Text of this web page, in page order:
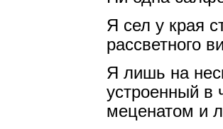
Я сел у края
рассветного
Я лишь на
устроенный в
меценатом и